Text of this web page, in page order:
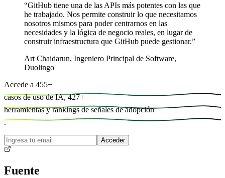
“GitHub tiene una de las APIs más potentes con las que
he trabajado. Nos permite construir lo que necesitamos
nosotros mismos para poder centrarnos en las
necesidades y la lógica de negocio reales, en lugar de
construir infraestructura que GitHub puede gestionar.”
Art Chaidarun, Ingeniero Principal de Software,
Duolingo
Accede a 455+
casos de uso de IA, 427+
herramientas y rankings de señales de adopción
.
Acceder
Fuente